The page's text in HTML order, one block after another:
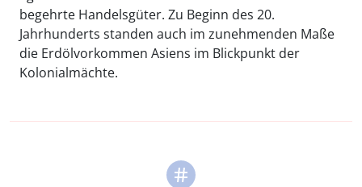
begehrte Handelsgüter. Zu Beginn des 20.
Jahrhunderts standen auch im zunehmenden Maße
die Erdölvorkommen Asiens im Blickpunkt der
Kolonialmächte.